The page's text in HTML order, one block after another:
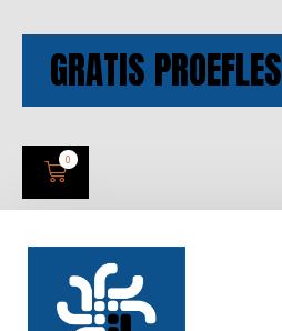
GRATIS PROEFLES
0